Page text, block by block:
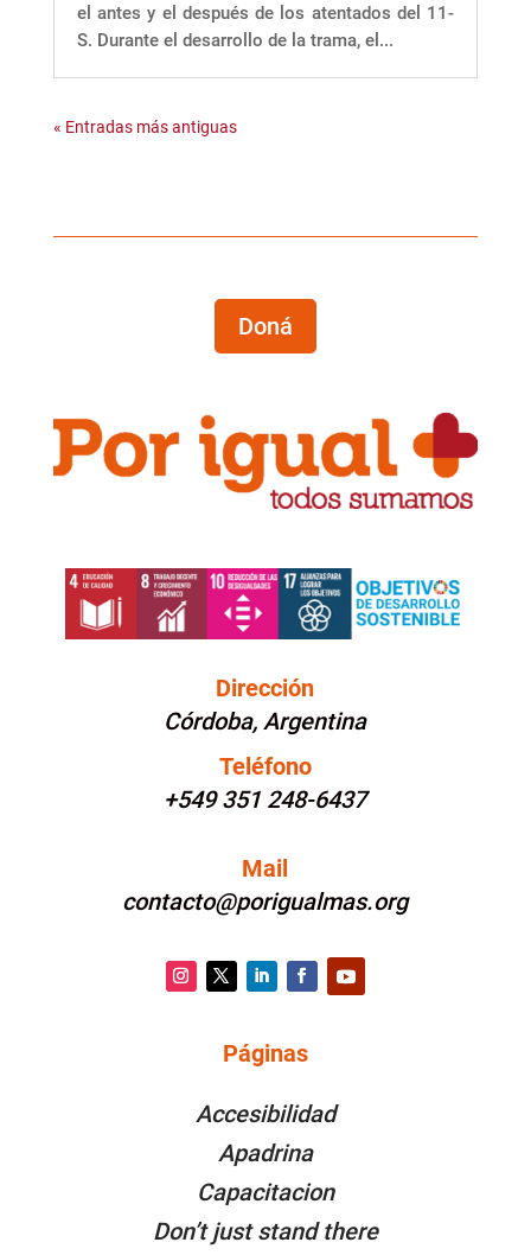
el antes y el después de los atentados del 11-
S. Durante el desarrollo de la trama, el...
« Entradas más antiguas
Doná
Dirección
Córdoba, Argentina
Teléfono
+549 351 248-6437
Mail
contacto@porigualmas.org
Facebook
Páginas
Accesibilidad
Apadrina
Capacitacion
Don’t just stand there